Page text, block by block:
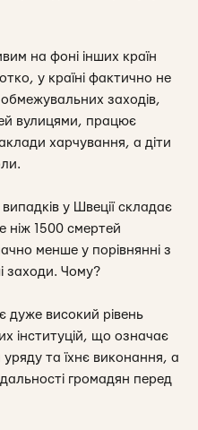
на фоні інших країн
у країні фактично не
заходів,
вулицями, працює
харчування, а діти
у Швеції складає
ніж 1500 смертей
менше у порівнянні з
заходи. Чому?
дуже високий рівень
інституцій, що означає
та їхнє виконання, а
громадян перед